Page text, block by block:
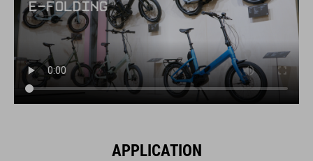
APPLICATION